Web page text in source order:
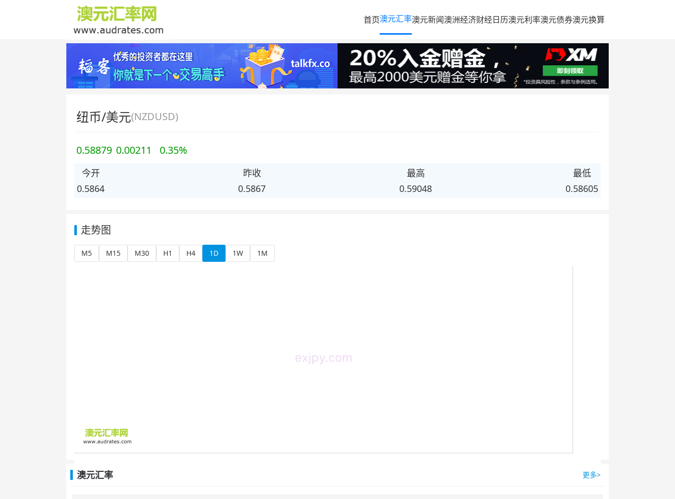
首页澳元汇率澳元新闻澳洲经济财经日历澳元利率澳元债券澳元换算
纽币/美元(NZDUSD)
0.58879 0.00211 0.35%
今开
0.5864
昨收
0.5867
最高
0.59048
最低
0.58605
走势图
M5 M15 M30 H1 H4 1D 1W 1M
澳元汇率 更多>